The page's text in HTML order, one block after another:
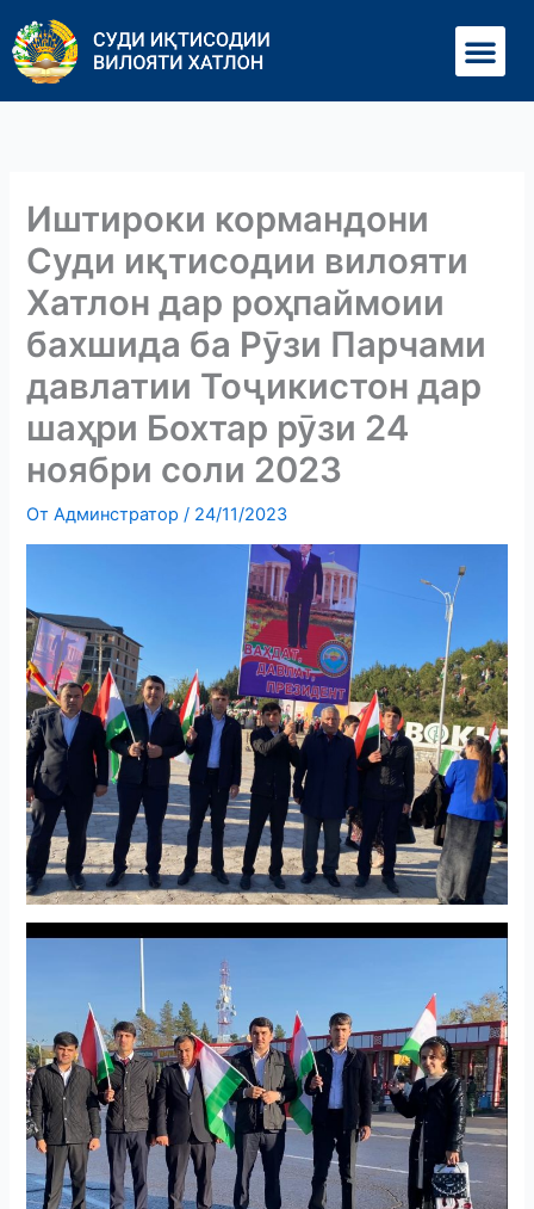
содержимому
Иштироки кормандони
Суди иқтисодии вилояти
Хатлон дар роҳпаймоии
бахшида ба Рӯзи Парчами
давлатии Тоҷикистон дар
шаҳри Бохтар рӯзи 24
ноябри соли 2023
ОтАдминстратор/ 24/11/2023